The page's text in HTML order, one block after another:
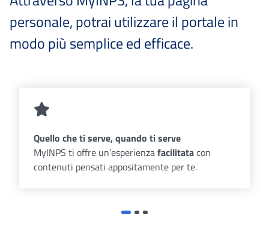
personale, potrai utilizzare il portale in
modo più semplice ed efficace.
Quello che ti serve, quando ti serve
MyINPS ti offre un’esperienzafacilitatacon
contenuti pensati appositamente per te.